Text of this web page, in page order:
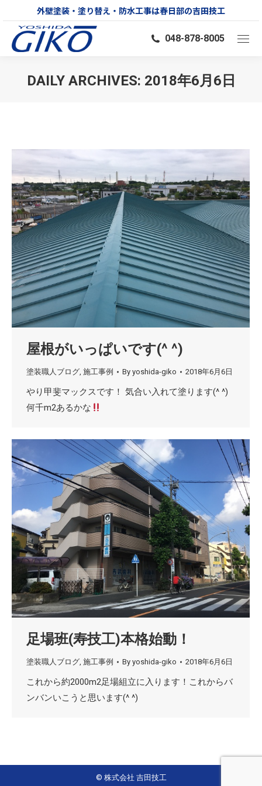
外壁塗装・塗り替え・防水工事は春日部の吉田技工
048-878-8005
DAILY ARCHIVES: 2018年6月6日
屋根がいっぱいです(^ ^)
塗装職人ブログ, 施工事例 By yoshida-giko 2018年6月6日
やり甲斐マックスです！ 気合い入れて塗ります(^ ^)
何千m2あるかな
足場班(寿技工)本格始動！
塗装職人ブログ, 施工事例 By yoshida-giko 2018年6月6日
これから約2000m2足場組立に入ります！これからバ
ンバンいこうと思います(^ ^)
© 株式会社 吉田技工